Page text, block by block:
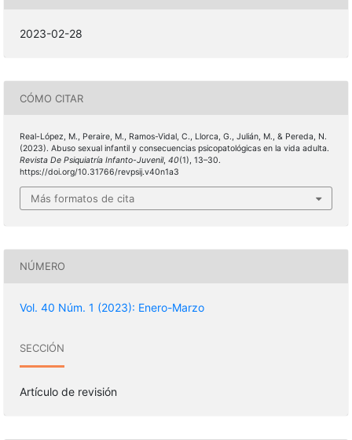
2023-02-28
CÓMO CITAR
Real-López, M., Peraire, M., Ramos-Vidal, C., Llorca, G., Julián, M., & Pereda, N.
(2023). Abuso sexual infantil y consecuencias psicopatológicas en la vida adulta.
Revista De Psiquiatría Infanto-Juvenil, 40(1), 13–30.
https://doi.org/10.31766/revpsij.v40n1a3
Más formatos de cita
NÚMERO
Vol. 40 Núm. 1 (2023): Enero-Marzo
SECCIÓN
Artículo de revisión